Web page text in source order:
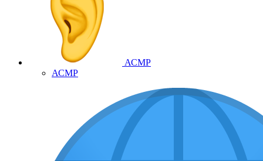
АСМР
АСМР